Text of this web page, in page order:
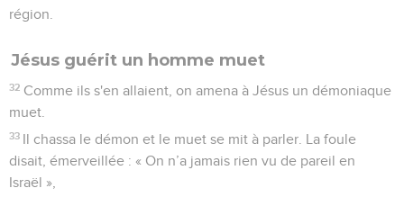
région.
Jésus guérit un homme muet
32 Comme ils s'en allaient, on amena à Jésus un démoniaque
muet.
33 Il chassa le démon et le muet se mit à parler. La foule
disait, émerveillée : « On n’a jamais rien vu de pareil en
Israël »,